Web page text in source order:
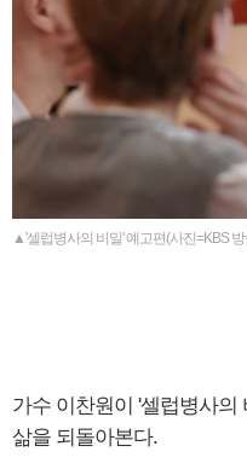
▲'셀럽병사의 비밀' 예고편(사진=KBS
가수 이찬원이 '셀럽병사의
삶을 되돌아본다.